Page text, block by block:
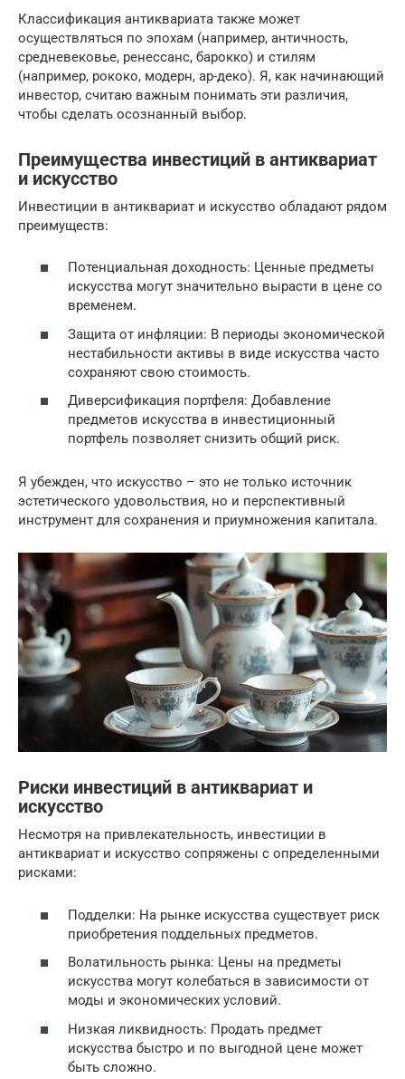
Классификация антиквариата также может
осуществляться по эпохам (например, античность,
средневековье, ренессанс, барокко) и стилям
(например, рококо, модерн, ар-деко). Я, как начинающий
инвестор, считаю важным понимать эти различия,
чтобы сделать осознанный выбор.
Преимущества инвестиций в антиквариат
и искусство
Инвестиции в антиквариат и искусство обладают рядом
преимуществ:
Потенциальная доходность: Ценные предметы
искусства могут значительно вырасти в цене со
временем.
Защита от инфляции: В периоды экономической
нестабильности активы в виде искусства часто
сохраняют свою стоимость.
Диверсификация портфеля: Добавление
предметов искусства в инвестиционный
портфель позволяет снизить общий риск.
Я убежден, что искусство – это не только источник
эстетического удовольствия, но и перспективный
инструмент для сохранения и приумножения капитала.
Риски инвестиций в антиквариат и
искусство
Несмотря на привлекательность, инвестиции в
антиквариат и искусство сопряжены с определенными
рисками:
Подделки: На рынке искусства существует риск
приобретения поддельных предметов.
Волатильность рынка: Цены на предметы
искусства могут колебаться в зависимости от
моды и экономических условий.
Низкая ликвидность: Продать предмет
искусства быстро и по выгодной цене может
быть сложно.